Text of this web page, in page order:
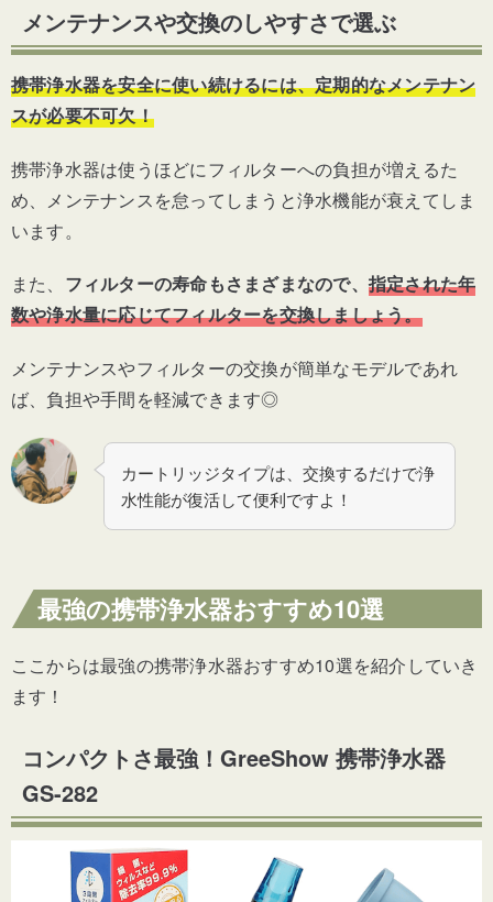
メンテナンスや交換のしやすさで選ぶ
携帯浄水器を安全に使い続けるには、定期的なメンテナン
スが必要不可欠！
携帯浄水器は使うほどにフィルターへの負担が増えるた
め、メンテナンスを怠ってしまうと浄水機能が衰えてしま
います。
また、 フィルターの寿命もさまざまなので、 指定された年
数や浄水量に応じてフィルターを交換しましょう。
メンテナンスやフィルターの交換が簡単なモデルであれ
ば、負担や手間を軽減できます◎
カートリッジタイプは、交換するだけで浄
水性能が復活して便利ですよ！
最強の携帯浄水器おすすめ10選
ここからは最強の携帯浄水器おすすめ10選を紹介していき
ます！
コンパクトさ最強！GreeShow 携帯浄水器
GS-282